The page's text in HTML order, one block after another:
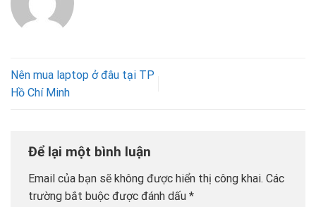
Nên mua laptop ở đâu tại TP
Hồ Chí Minh
Để lại một bình luận
Email của bạn sẽ không được hiển thị công khai. Các
trường bắt buộc được đánh dấu *